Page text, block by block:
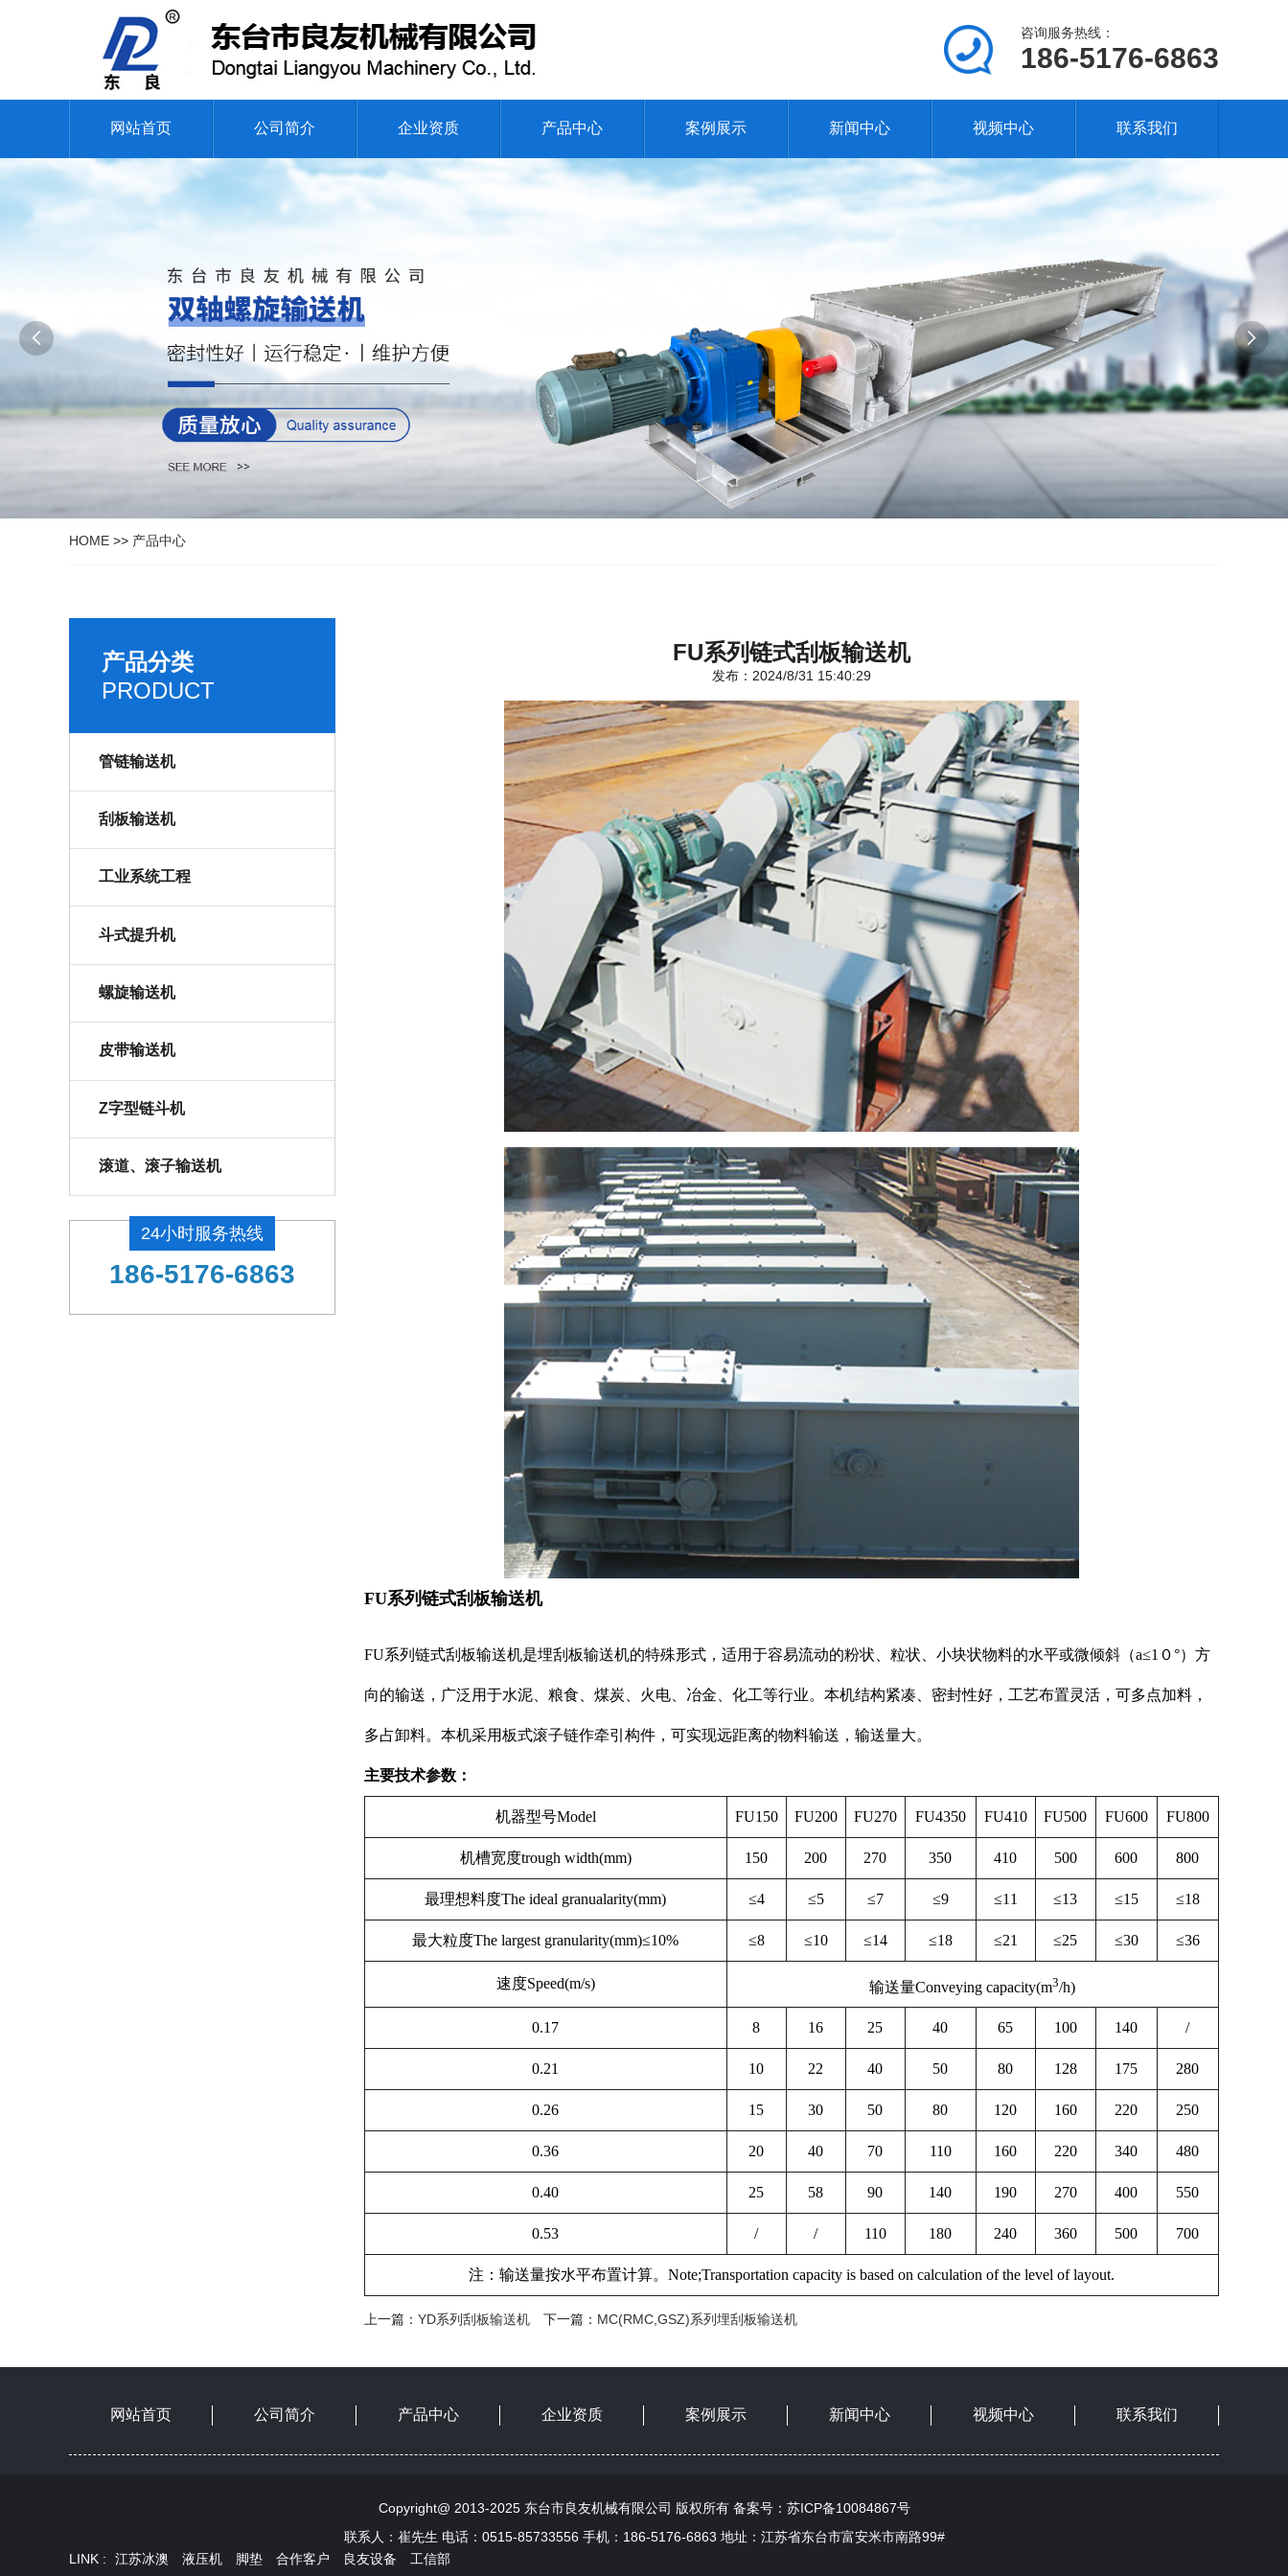
咨询服务热线：
186-5176-6863
网站首页 公司简介 企业资质 产品中心 案例展示 新闻中心 视频中心 联系我们
 
HOME >> 产品中心
产品分类
PRODUCT
管链输送机
刮板输送机
工业系统工程
斗式提升机
螺旋输送机
皮带输送机
Z字型链斗机
滚道、滚子输送机
186-5176-6863
24小时服务热线
FU系列链式刮板输送机
发布：2024/8/31 15:40:29
FU系列链式刮板输送机
FU系列链式刮板输送机是埋刮板输送机的特殊形式，适用于容易流动的粉状、粒状、小块状物料的水平或微倾斜（a≤1０°）方
向的输送，广泛用于水泥、粮食、煤炭、火电、冶金、化工等行业。本机结构紧凑、密封性好，工艺布置灵活，可多点加料，
多占卸料。本机采用板式滚子链作牵引构件，可实现远距离的物料输送，输送量大。
主要技术参数：
机器型号Model FU150 FU200 FU270 FU4350 FU410 FU500 FU600 FU800
机槽宽度trough width(mm) 150 200 270 350 410 500 600 800
最理想料度The ideal granualarity(mm) ≤4 ≤5 ≤7 ≤9 ≤11 ≤13 ≤15 ≤18
最大粒度The largest granularity(mm)≤10% ≤8 ≤10 ≤14 ≤18 ≤21 ≤25 ≤30 ≤36
速度Speed(m/s) 输送量Conveying capacity(m3/h)
0.17 8 16 25 40 65 100 140 /
0.21 10 22 40 50 80 128 175 280
0.26 15 30 50 80 120 160 220 250
0.36 20 40 70 110 160 220 340 480
0.40 25 58 90 140 190 270 400 550
0.53 / / 110 180 240 360 500 700
注：输送量按水平布置计算。Note;Transportation capacity is based on calculation of the level of layout.
上一篇： YD系列刮板输送机下一篇： MC(RMC,GSZ)系列埋刮板输送机
网站首页 公司简介 产品中心 企业资质 案例展示 新闻中心 视频中心 联系我们
Copyright@ 2013-2025 东台市良友机械有限公司 版权所有 备案号： 苏ICP备10084867号
联系人：崔先生 电话：0515-85733556 手机：186-5176-6863 地址：江苏省东台市富安米市南路99#
LINK :
江苏冰澳 液压机 脚垫 合作客户 良友设备 工信部